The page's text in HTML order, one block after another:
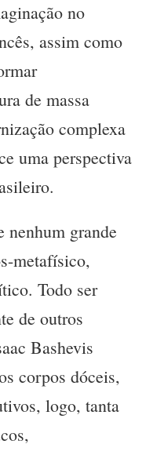
no
assim como
de massa
complexa
uma perspectiva
nenhum grande
metafísico,
Todo ser
de outros
Bashevis
corpos dóceis,
logo, tanta